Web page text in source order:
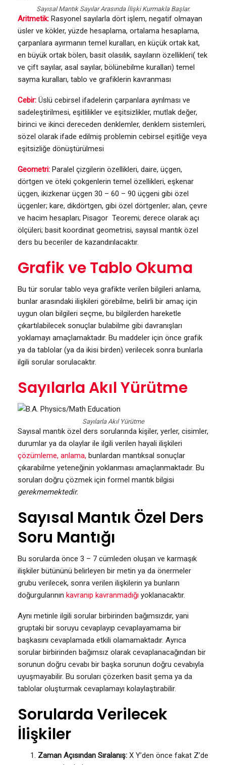
Sayısal Mantık Sayılar Arasında İlişki Kurmakla Başlar.
Aritmetik: Rasyonel sayılarla dört işlem, negatif olmayan
üsler ve kökler, yüzde hesaplama, ortalama hesaplama,
çarpanlara ayırmanın temel kuralları, en küçük ortak kat,
en büyük ortak bölen, basit olasılık, sayıların özellikleri( tek
ve çift sayılar, asal sayılar, bölünebilme kuralları) temel
sayma kuralları, tablo ve grafiklerin kavranması
Cebir: Üslü cebirsel ifadelerin çarpanlara ayrılması ve
sadeleştirilmesi, eşitlilikler ve eşitsizlikler, mutlak değer,
birinci ve ikinci dereceden denklemler, denklem sistemleri,
sözel olarak ifade edilmiş problemin cebirsel eşitliğe veya
eşitsizliğe dönüştürülmesi
Geometri: Paralel çizgilerin özellikleri, daire, üçgen,
dörtgen ve öteki çokgenlerin temel özellikleri, eşkenar
üçgen, ikizkenar üçgen 30 – 60 – 90 üçgeni gibi özel
üçgenler; kare, dikdörtgen, gibi özel dörtgenler; alan, çevre
ve hacim hesapları; Pisagor Teoremi; derece olarak açı
ölçüleri; basit koordinat geometrisi, sayısal mantık özel
ders bu beceriler de kazandırılacaktır.
Grafik ve Tablo Okuma
Bu tür sorular tablo veya grafikte verilen bilgileri anlama,
bunlar arasındaki ilişkileri görebilme, belirli bir amaç için
uygun olan bilgileri seçme, bu bilgilerden hareketle
çıkartılabilecek sonuçlar bulabilme gibi davranışları
yoklamayı amaçlamaktadır. Bu maddeler için önce grafik
ya da tablolar (ya da ikisi birden) verilecek sonra bunlarla
ilgili sorular sorulacaktır.
Sayılarla Akıl Yürütme
Sayılarla Akıl Yürütme
Sayısal mantık özel ders sorularında kişiler, yerler, cisimler,
durumlar ya da olaylar ile ilgili verilen hayali ilişkileri
çözümleme, anlama, bunlardan mantıksal sonuçlar
çıkarabilme yeteneğinin yoklanması amaçlanmaktadır. Bu
soruları doğru çözmek için formel mantık bilgisi
gerekmemektedir.
Sayısal Mantık Özel Ders
Soru Mantığı
Bu sorularda önce 3 – 7 cümleden oluşan ve karmaşık
ilişkiler bütününü belirleyen bir metin ya da önermeler
grubu verilecek, sonra verilen ilişkilerin ya bunların
doğurgularının kavranıp kavranmadığı yoklanacaktır.
Aynı metinle ilgili sorular birbirinden bağımsızdır, yani
gruptaki bir soruyu cevaplayıp cevaplayamama bir
başkasını cevaplamada etkili olamamaktadır. Ayrıca
sorular birbirinden bağımsız olarak cevaplanacağından bir
sorunun doğru cevabı bir başka sorunun doğru cevabıyla
uyuşmayabilir. Bu soruları çözerken basit şema ya da
tablolar oluşturmak cevaplamayı kolaylaştırabilir.
Sorularda Verilecek
İlişkiler
Zaman Açısından Sıralanış: X Y’den önce fakat Z’de